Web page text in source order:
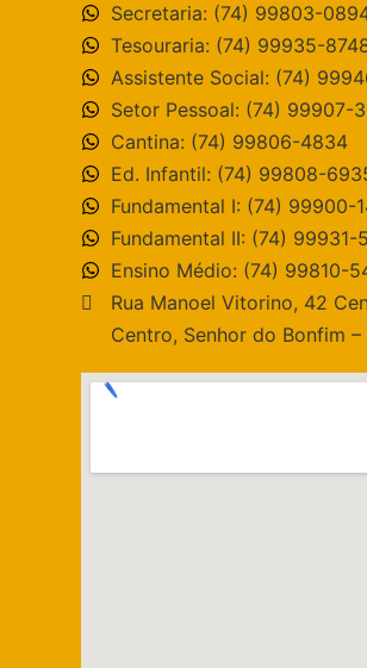
Secretaria: (74) 99803-
Tesouraria: (74) 99935-
Assistente Social: (74)
Setor Pessoal: (74) 99907-
Cantina: (74) 99806-4834
Ed. Infantil: (74) 99808-
Fundamental I: (74) 99900-
Fundamental II: (74) 99931-
Ensino Médio: (74) 99810-
Rua Manoel Vitorino, 42
Centro, Senhor do Bonfim –